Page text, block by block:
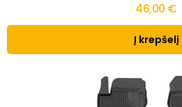
46,00 €
Į krepšelį